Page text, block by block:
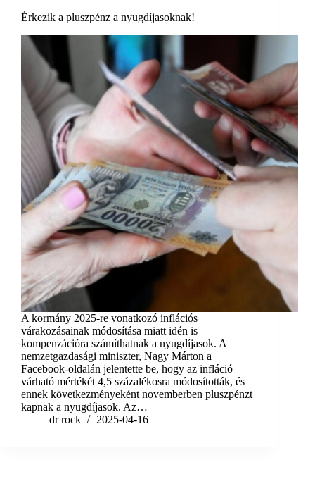
Érkezik a pluszpénz a nyugdíjasoknak!
A kormány 2025-re vonatkozó inflációs
várakozásainak módosítása miatt idén is
kompenzációra számíthatnak a nyugdíjasok. A
nemzetgazdasági miniszter, Nagy Márton a
Facebook-oldalán jelentette be, hogy az infláció
várható mértékét 4,5 százalékosra módosították, és
ennek következményeként novemberben pluszpénzt
kapnak a nyugdíjasok. Az…
dr rock
2025-04-16